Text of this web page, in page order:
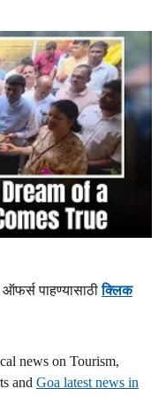
ऑफर्स पाहण्यासाठीक्लिक
news on Tourism,
and Goa latest news in